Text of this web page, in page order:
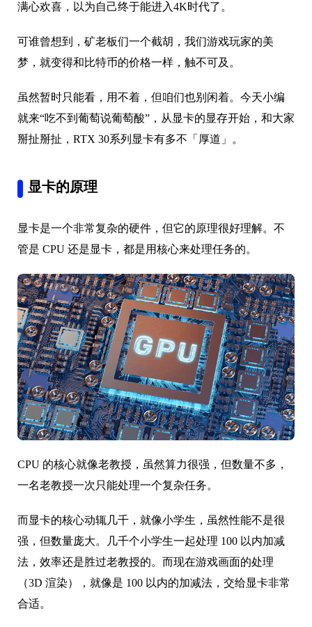
满心欢喜，以为自己终于能进入4K时代了。
可谁曾想到，矿老板们一个截胡，我们游戏玩家的美
梦，就变得和比特币的价格一样，触不可及。
虽然暂时只能看，用不着，但咱们也别闲着。今天小编
就来“吃不到葡萄说葡萄酸”，从显卡的显存开始，和大家
掰扯掰扯，RTX 30系列显卡有多不「厚道」。
显卡的原理
显卡是一个非常复杂的硬件，但它的原理很好理解。不
管是 CPU 还是显卡，都是用核心来处理任务的。
CPU 的核心就像老教授，虽然算力很强，但数量不多，
一名老教授一次只能处理一个复杂任务。
而显卡的核心动辄几千，就像小学生，虽然性能不是很
强，但数量庞大。几千个小学生一起处理 100 以内加减
法，效率还是胜过老教授的。而现在游戏画面的处理
（3D 渲染），就像是 100 以内的加减法，交给显卡非常
合适。